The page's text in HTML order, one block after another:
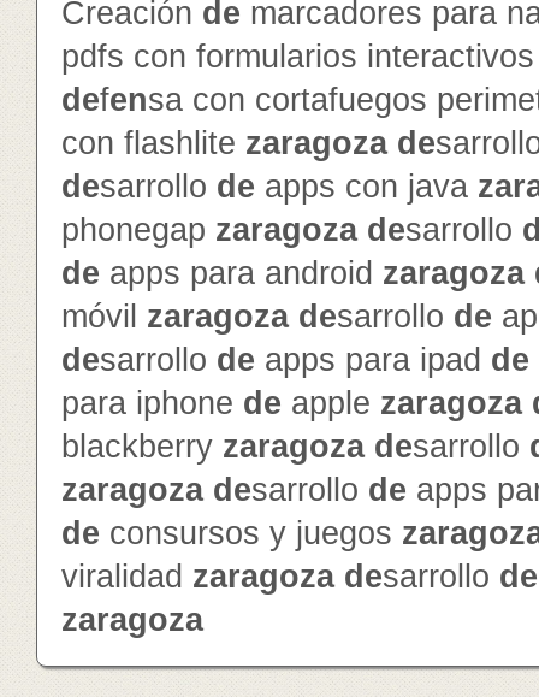
Creación de marcadores para
pdfs con formularios
defensa con cortafuegos
con flashlite zaragoza de
desarrollo de apps con java
phonegap zaragoza desarrollo
de apps para android zaragoza
móvil zaragoza desarrollo de
desarrollo de apps para ipad de
para iphone de apple zaragoza
blackberry zaragoza desarrollo
zaragoza desarrollo de apps
de consursos y juegos
viralidad zaragoza desarrollo de
zaragoza